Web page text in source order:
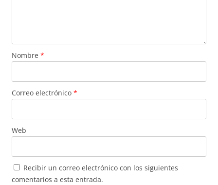
Nombre *
Correo electrónico *
Web
Recibir un correo electrónico con los siguientes
comentarios a esta entrada.